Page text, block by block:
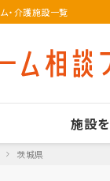
・介護施設一覧
施設
茨城県